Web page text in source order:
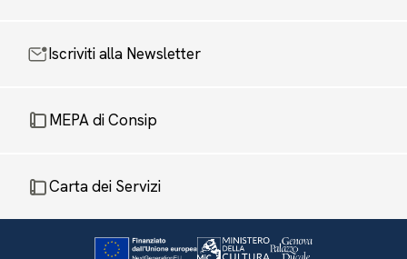
Iscriviti alla Newsletter
MEPA di Consip
Carta dei Servizi